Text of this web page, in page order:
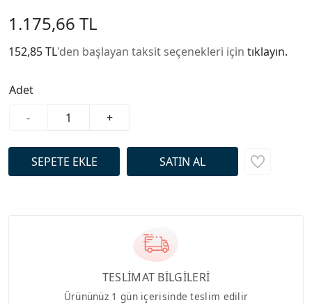
1.175,66 TL
152,85 TL'den başlayan taksit seçenekleri için tıklayın.
Adet
-
+
TESLİMAT BİLGİLERİ
Ürününüz 1 gün içerisinde teslim edilir